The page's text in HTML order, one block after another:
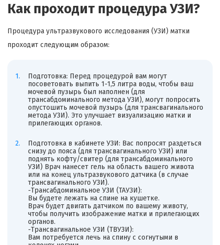
Как проходит процедура УЗИ?
Процедура ультразвукового исследования (УЗИ) матки
проходит следующим образом:
Подготовка: Перед процедурой вам могут
посоветовать выпить 1-1,5 литра воды, чтобы ваш
мочевой пузырь был наполнен (для
трансабдоминального метода УЗИ), могут попросить
опустошить мочевой пузырь (для трансвагинального
метода УЗИ). Это улучшает визуализацию матки и
прилегающих органов.
Подготовка в кабинете УЗИ: Вас попросят раздеться
снизу до пояса (для трансвагинального УЗИ) или
поднять кофту/свитер (для трансабдоминального
УЗИ) Врач нанесет гель на область вашего живота
или на конец ультразвукового датчика (в случае
трансвагинального УЗИ).
-Трансабдоминальное УЗИ (ТАУЗИ):
Вы будете лежать на спине на кушетке.
Врач будет двигать датчиком по вашему животу,
чтобы получить изображение матки и прилегающих
органов.
-Трансвагинальное УЗИ (ТВУЗИ):
Вам потребуется лечь на спину с согнутыми в